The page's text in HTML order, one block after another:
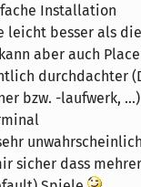
Installation
leicht besser als
aber auch
durchdachter
bzw. -laufwerk, ...)
sicher dass